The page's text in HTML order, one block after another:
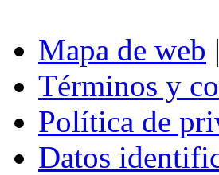
Mapa de web |
Términos y
Política de
Datos